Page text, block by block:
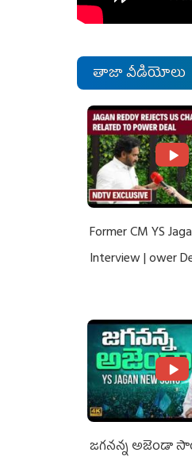
తాజా వీడియోలు
Former CM YS
Interview | ower
జగనన్న అజెండా